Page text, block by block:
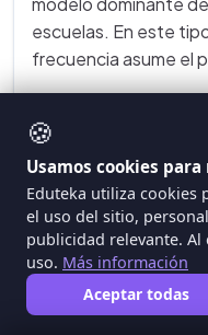
escuelas. En este
frecuencia asume el
supone que quien
nuevo, edificándolo
de conocimiento
es una teoría de
aunque tiene sus
Piaget
constructivismo
🍪
Usamos cookies
Eduteka utiliza cookies
el uso del sitio,
publicidad relevante.
uso. Más información
Aceptar todas